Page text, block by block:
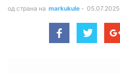
од страна на markukule - 05.07.2025